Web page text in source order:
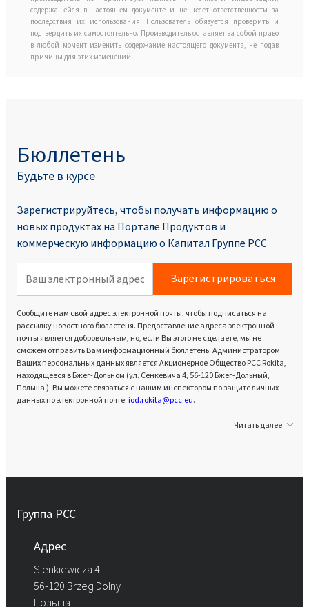
содержащейся в настоящем документе и не несет ответственности за
последствия их использования. Пользователь обязуется проверить и
подтвердить их самостоятельно. Производитель оставляет за собой право
в любой момент изменить содержание настоящего документа, не подав
причины для этих изменений.
Бюллетень
Будьте в курсе
Зарегистрируйтесь, чтобы получать информацию о
новых продуктах на Портале Продуктoв и
коммерческую информацию о Капитал Группе PCC
Зарегистрироваться
Сообщите нам свой адрес электронной почты, чтобы подписаться на
рассылку новостного бюллетеня. Предоставление адреса электронной
почты является добровольным, но, если Вы этого не сделаете, мы не
сможем отправить Вам информационный бюллетень. Администратором
Ваших персональных данных является Акционерное Общество PCC Rokita,
находящееся в Бжег-Дольном (ул. Сенкевича 4, 56-120 Бжег-Дольный,
Польша ). Вы можете связаться с нашим инспектором по защите личных
данных по электронной почте:iod.rokita@pcc.eu.
Читать далее
Группа PCC
Aдрес
Sienkiewicza 4
56-120 Brzeg Dolny
Польша